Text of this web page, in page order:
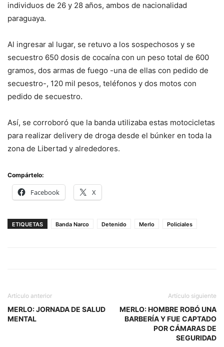
individuos de 26 y 28 años, ambos de nacionalidad
paraguaya.
Al ingresar al lugar, se retuvo a los sospechosos y se
secuestro 650 dosis de cocaína con un peso total de 600
gramos, dos armas de fuego -una de ellas con pedido de
secuestro-, 120 mil pesos, teléfonos y dos motos con
pedido de secuestro.
Así, se corroboró que la banda utilizaba estas motocicletas
para realizar delivery de droga desde el búnker en toda la
zona de Libertad y alrededores.
Compártelo:
Facebook X
ETIQUETAS Banda Narco Detenido Merlo Policiales
Artículo anterior
MERLO: JORNADA DE SALUD
MENTAL
Artículo siguiente
MERLO: HOMBRE ROBÓ UNA
BARBERÍA Y FUE CAPTADO
POR CÁMARAS DE
SEGURIDAD